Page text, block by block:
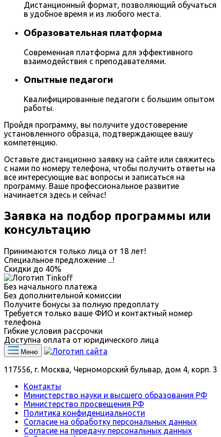
Дистанционный формат, позволяющий обучаться
в удобное время и из любого места.
Образовательная платформа
Современная платформа для эффективного
взаимодействия с преподавателями.
Опытные педагоги
Квалифицированные педагоги с большим опытом
работы.
Пройдя программу, вы получите удостоверение
установленного образца, подтверждающее вашу
компетенцию.
Оставьте дистанционно заявку на сайте или свяжитесь
с нами по номеру телефона, чтобы получить ответы на
все интересующие вас вопросы и записаться на
программу. Ваше профессиональное развитие
начинается здесь и сейчас!
Заявка на подбор программы или
консультацию
Принимаются только лица от 18 лет!
Специальное предложение ...!
Скидки до 40%
Без начального платежа
Без дополнительной комиссии
Получите бонусы за полную предоплату
Требуется только ваше ФИО и контактный номер
телефона
Гибкие условия рассрочки
Доступна оплата от юридического лица
Меню
117556, г. Москва, Черноморский бульвар, дом 4, корп. 3
Контакты
Министерство науки и высшего образования РФ
Министерство просвещения РФ
Политика конфиденциальности
Согласие на обработку персональных данных
Согласие на передачу персональных данных